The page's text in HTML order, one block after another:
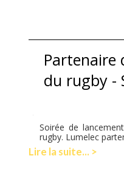
Partenaire
du rugby -
Soirée de
rugby. Lumelec
Lire la suite... >